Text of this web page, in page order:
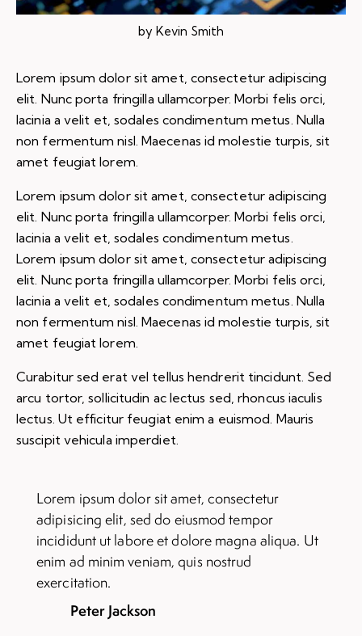
byKevin Smith
Lorem ipsum dolor sit amet, consectetur adipiscing
elit. Nunc porta fringilla ullamcorper. Morbi felis orci,
lacinia a velit et, sodales condimentum metus. Nulla
non fermentum nisl. Maecenas id molestie turpis, sit
amet feugiat lorem.
Lorem ipsum dolor sit amet, consectetur adipiscing
elit. Nunc porta fringilla ullamcorper. Morbi felis orci,
lacinia a velit et, sodales condimentum metus.
Lorem ipsum dolor sit amet, consectetur adipiscing
elit. Nunc porta fringilla ullamcorper. Morbi felis orci,
lacinia a velit et, sodales condimentum metus. Nulla
non fermentum nisl. Maecenas id molestie turpis, sit
amet feugiat lorem.
Curabitur sed erat vel tellus hendrerit tincidunt. Sed
arcu tortor, sollicitudin ac lectus sed, rhoncus iaculis
lectus. Ut efficitur feugiat enim a euismod. Mauris
suscipit vehicula imperdiet.
Lorem ipsum dolor sit amet, consectetur
adipisicing elit, sed do eiusmod tempor
incididunt ut labore et dolore magna aliqua. Ut
enim ad minim veniam, quis nostrud
exercitation.
Peter Jackson